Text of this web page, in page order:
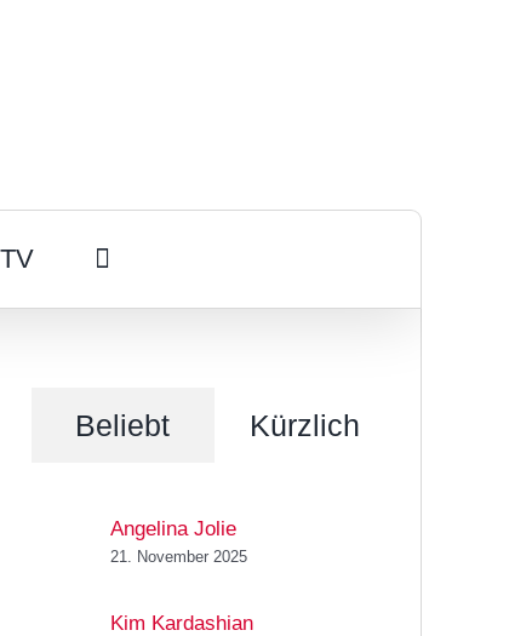
Beliebt Kürzlich
Angelina Jolie
21. November 2025
Kim Kardashian